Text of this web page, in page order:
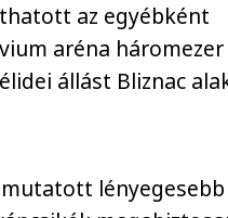
az egyébként
aréna háromezer
állást Bliznac
lényegesebb